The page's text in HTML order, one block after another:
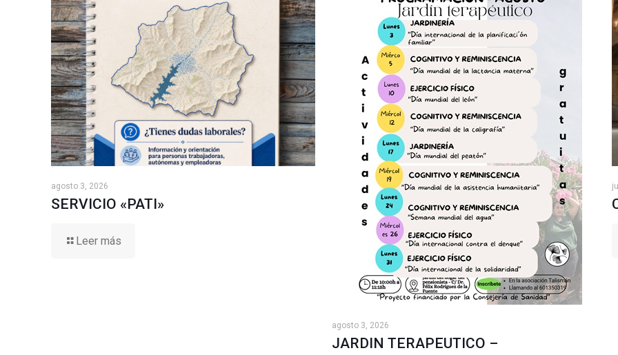
agosto 3, 2026
SERVICIO «PATI»
Leer más
agosto 3, 2026
JARDIN TERAPEUTICO –